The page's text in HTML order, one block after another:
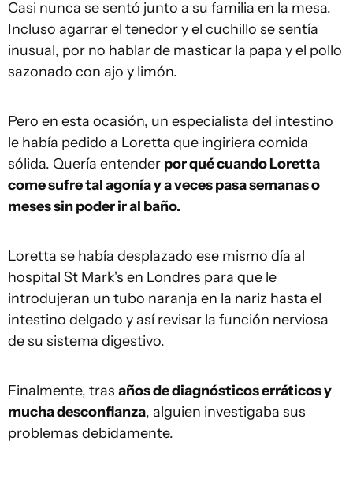
Casi nunca se sentó junto a su familia en la mesa.
Incluso agarrar el tenedor y el cuchillo se sentía
inusual, por no hablar de masticar la papa y el pollo
sazonado con ajo y limón.
Pero en esta ocasión, un especialista del intestino
le había pedido a Loretta que ingiriera comida
sólida. Quería entender por qué cuando Loretta
come sufre tal agonía y a veces pasa semanas o
meses sin poder ir al baño.
Loretta se había desplazado ese mismo día al
hospital St Mark's en Londres para que le
introdujeran un tubo naranja en la nariz hasta el
intestino delgado y así revisar la función nerviosa
de su sistema digestivo.
Finalmente, tras años de diagnósticos erráticos y
mucha desconfianza, alguien investigaba sus
problemas debidamente.